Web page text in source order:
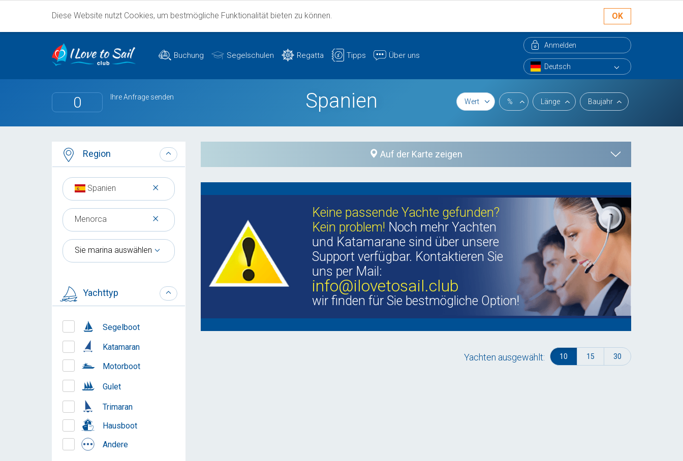
Diese Website nutzt Cookies, um bestmögliche Funktionalität bieten zu können. OK
Buchung Segelschulen Regatta Tipps Über uns
Anmelden
0 Ihre Anfrage senden Spanien Wert % Länge Baujahr
Region
×
Spanien
×
Menorca
Sie marina auswählen
Yachttyp
Segelboot
Katamaran
Motorboot
Gulet
Trimaran
Hausboot
Andere
Auf der Karte zeigen
Keine passende Yachte gefunden?
Kein problem! Noch mehr Yachten
und Katamarane sind über unsere
Support verfügbar. Kontaktieren Sie
uns per Mail:
info@ilovetosail.club
wir finden für Sie bestmögliche Option!
Yachten ausgewählt: 10 15 30